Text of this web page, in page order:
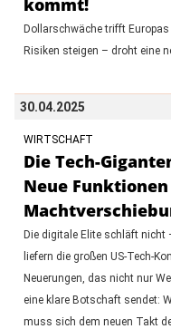
kommt!
Dollarschwäche trifft
Risiken steigen – droht eine
30.04.2025
WIRTSCHAFT
Die Tech-
Neue
Die digitale Elite schläft nicht
liefern die großen US-Tech-
Neuerungen, das nicht nur
eine klare Botschaft sendet:
muss sich dem neuen Takt